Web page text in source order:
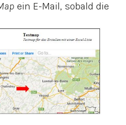
ein E-Mail, sobald die